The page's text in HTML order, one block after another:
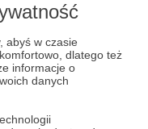
abyś w czasie
dlatego też
informacje o
danych
Odpowiedz